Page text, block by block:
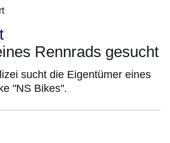
Rennrads gesucht
sucht die Eigentümer eines
"NS Bikes".